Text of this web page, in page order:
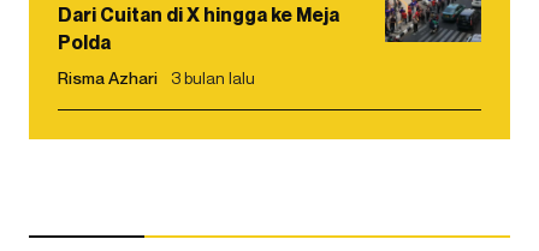
Dari Cuitan di X hingga ke Meja
Polda
Risma Azhari 3 bulan lalu